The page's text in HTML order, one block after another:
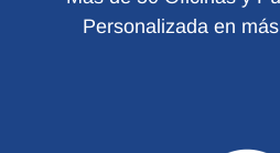
Personalizada en